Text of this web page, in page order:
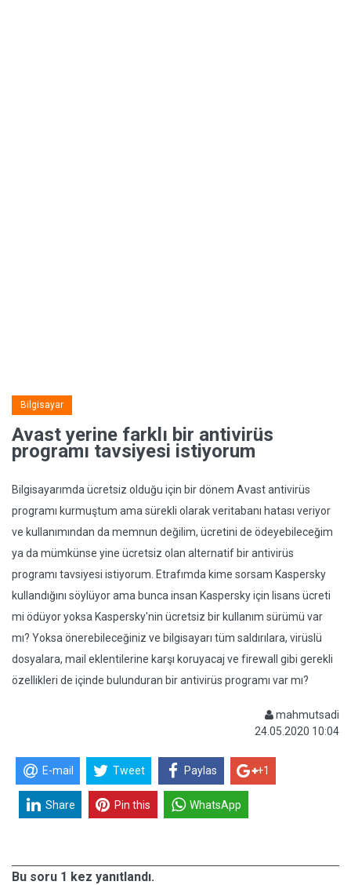
Bilgisayar
Avast yerine farklı bir antivirüs
programı tavsiyesi istiyorum
Bilgisayarımda ücretsiz olduğu için bir dönem Avast antivirüs
programı kurmuştum ama sürekli olarak veritabanı hatası veriyor
ve kullanımından da memnun değilim, ücretini de ödeyebileceğim
ya da mümkünse yine ücretsiz olan alternatif bir antivirüs
programı tavsiyesi istiyorum. Etrafımda kime sorsam Kaspersky
kullandığını söylüyor ama bunca insan Kaspersky için lisans ücreti
mi ödüyor yoksa Kaspersky'nin ücretsiz bir kullanım sürümü var
mı? Yoksa önerebileceğiniz ve bilgisayarı tüm saldırılara, virüslü
dosyalara, mail eklentilerine karşı koruyacaj ve firewall gibi gerekli
özellikleri de içinde bulunduran bir antivirüs programı var mı?
mahmutsadi
24.05.2020 10:04
E-mail Tweet Paylas +1
Share Pin this WhatsApp
Bu soru 1 kez yanıtlandı.